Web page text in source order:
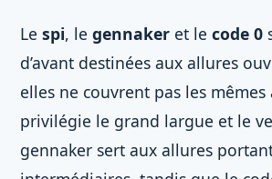
Le spi, le gennaker et le code 0
d’avant destinées aux allures
elles ne couvrent pas les mêmes
privilégie le grand largue et le
gennaker sert aux allures